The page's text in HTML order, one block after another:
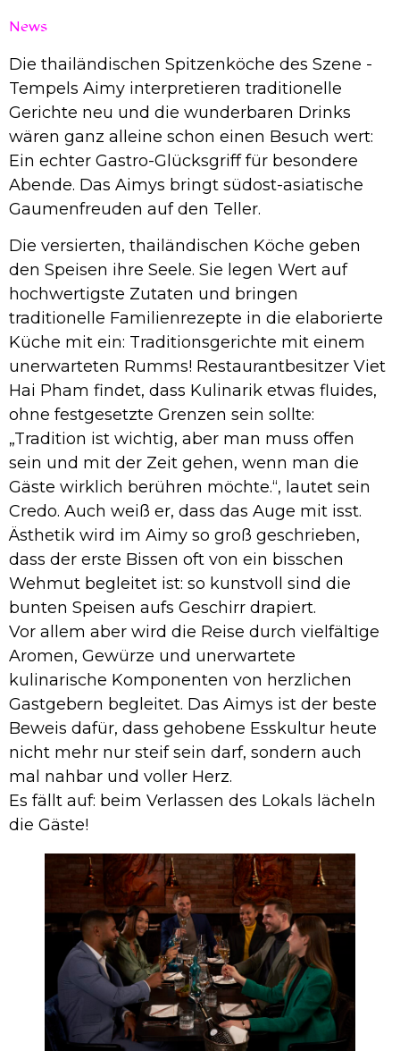
News
Die thailändischen Spitzenköche des Szene -
Tempels Aimy interpretieren traditionelle
Gerichte neu und die wunderbaren Drinks
wären ganz alleine schon einen Besuch wert:
Ein echter Gastro-Glücksgriff für besondere
Abende. Das Aimys bringt südost-asiatische
Gaumenfreuden auf den Teller.
Die versierten, thailändischen Köche geben
den Speisen ihre Seele. Sie legen Wert auf
hochwertigste Zutaten und bringen
traditionelle Familienrezepte in die elaborierte
Küche mit ein: Traditionsgerichte mit einem
unerwarteten Rumms! Restaurantbesitzer Viet
Hai Pham findet, dass Kulinarik etwas fluides,
ohne festgesetzte Grenzen sein sollte:
„Tradition ist wichtig, aber man muss offen
sein und mit der Zeit gehen, wenn man die
Gäste wirklich berühren möchte.“, lautet sein
Credo. Auch weiß er, dass das Auge mit isst.
Ästhetik wird im Aimy so groß geschrieben,
dass der erste Bissen oft von ein bisschen
Wehmut begleitet ist: so kunstvoll sind die
bunten Speisen aufs Geschirr drapiert.
Vor allem aber wird die Reise durch vielfältige
Aromen, Gewürze und unerwartete
kulinarische Komponenten von herzlichen
Gastgebern begleitet. Das Aimys ist der beste
Beweis dafür, dass gehobene Esskultur heute
nicht mehr nur steif sein darf, sondern auch
mal nahbar und voller Herz.
Es fällt auf: beim Verlassen des Lokals lächeln
die Gäste!